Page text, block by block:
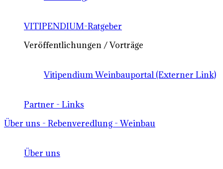
VITIPENDIUM-Ratgeber
Veröffentlichungen / Vorträge
Vitipendium Weinbauportal (Externer Link)
Partner - Links
Über uns - Rebenveredlung - Weinbau
Über uns